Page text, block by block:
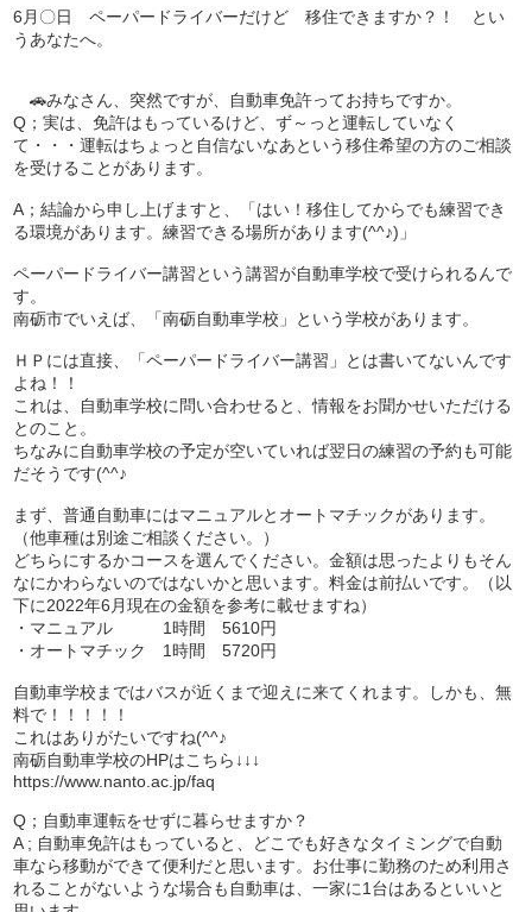
6月〇日 ペーパードライバーだけど 移住できますか？！ とい
うあなたへ。
🚗みなさん、突然ですが、自動車免許ってお持ちですか。
Q；実は、免許はもっているけど、ず～っと運転していなく
て・・・運転はちょっと自信ないなあという移住希望の方のご相談
を受けることがあります。
A；結論から申し上げますと、「はい！移住してからでも練習でき
る環境があります。練習できる場所があります(^^♪)」
ペーパードライバー講習という講習が自動車学校で受けられるんで
す。
南砺市でいえば、「南砺自動車学校」という学校があります。
ＨＰには直接、「ペーパードライバー講習」とは書いてないんです
よね！！
これは、自動車学校に問い合わせると、情報をお聞かせいただける
とのこと。
ちなみに自動車学校の予定が空いていれば翌日の練習の予約も可能
だそうです(^^♪
まず、普通自動車にはマニュアルとオートマチックがあります。
（他車種は別途ご相談ください。）
どちらにするかコースを選んでください。金額は思ったよりもそん
なにかわらないのではないかと思います。料金は前払いです。（以
下に2022年6月現在の金額を参考に載せますね）
・マニュアル 1時間 5610円
・オートマチック 1時間 5720円
自動車学校まではバスが近くまで迎えに来てくれます。しかも、無
料で！！！！！
これはありがたいですね(^^♪
南砺自動車学校のHPはこちら↓↓↓
https://www.nanto.ac.jp/faq
Q；自動車運転をせずに暮らせますか？
A ; 自動車免許はもっていると、どこでも好きなタイミングで自動
車なら移動ができて便利だと思います。お仕事に勤務のため利用さ
れることがないような場合も自動車は、一家に1台はあるといいと